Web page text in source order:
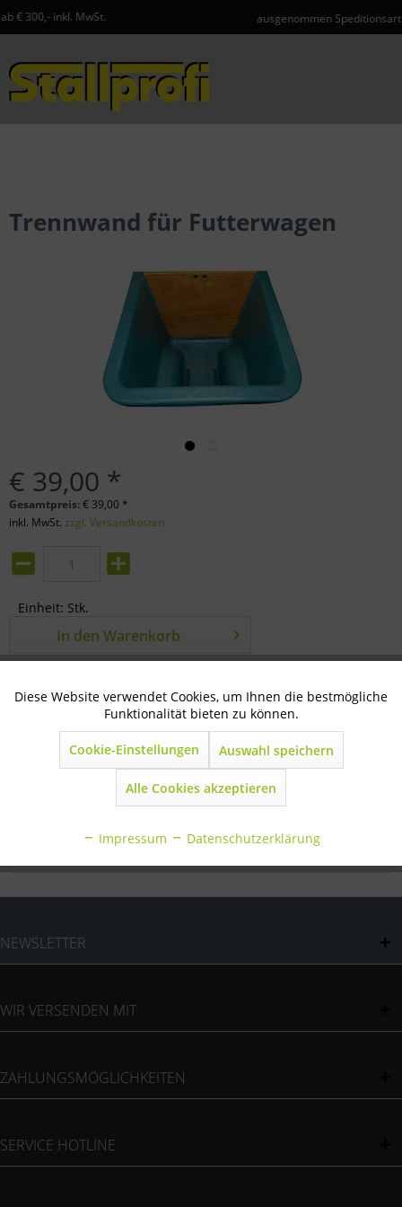
ausgenommen Speditionsartikel und Gefahrgut
Trennwand für Futterwagen
€ 39,00 *
Gesamtpreis:€ 39,00 *
inkl. MwSt. zzgl. Versandkosten
Einheit: Stk.
In den Warenkorb
80-16-0455
Beschreibung
NEWSLETTER
WIR VERSENDEN MIT
ZAHLUNGSMÖGLICHKEITEN
SERVICE HOTLINE
Technisch notwendig Aktiv
Marketing Inaktiv
Inaktiv
Sonstige
Diese Website verwendet Cookies, um Ihnen die bestmögliche
Funktionalität bieten zu können.
Cookie-Einstellungen Auswahl speichern
Alle Cookies akzeptieren
Impressum Datenschutzerklärung